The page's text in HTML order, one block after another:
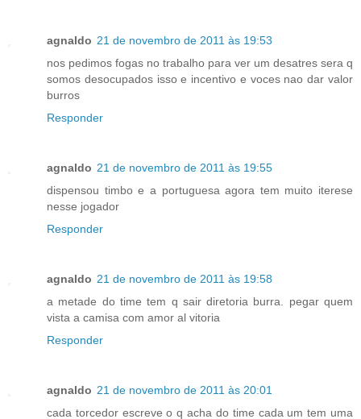
agnaldo 21 de novembro de 2011 às 19:53
nos pedimos fogas no trabalho para ver um desatres sera q
somos desocupados isso e incentivo e voces nao dar valor
burros
Responder
agnaldo 21 de novembro de 2011 às 19:55
dispensou timbo e a portuguesa agora tem muito iterese
nesse jogador
Responder
agnaldo 21 de novembro de 2011 às 19:58
a metade do time tem q sair diretoria burra. pegar quem
vista a camisa com amor al vitoria
Responder
agnaldo 21 de novembro de 2011 às 20:01
cada torcedor escreve o q acha do time cada um tem uma